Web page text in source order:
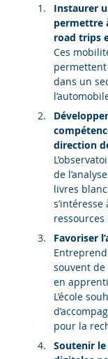
Instaurer
permettre
road trips
Ces
dans un
direction
de
livres
Favoriser
souvent de
en
L’école
pour la
Soutenir